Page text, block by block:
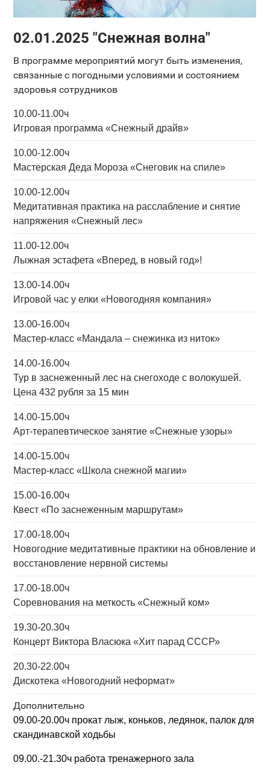
02.01.2025 "Снежная волна"
В программе мероприятий могут быть изменения,
связанные с погодными условиями и состоянием
здоровья сотрудников
10.00-11.00ч
Игровая программа «Снежный драйв»
10.00-12.00ч
Мастерская Деда Мороза «Снеговик на спиле»
10.00-12.00ч
Медитативная практика на расслабление и снятие
напряжения «Снежный лес»
11.00-12.00ч
Лыжная эстафета «Вперед, в новый год»!
13.00-14.00ч
Игровой час у елки «Новогодняя компания»
13.00-16.00ч
Мастер-класс «Мандала – снежинка из ниток»
14.00-16.00ч
Тур в заснеженный лес на снегоходе с волокушей.
Цена 432 рубля за 15 мин
14.00-15.00ч
Арт-терапевтическое занятие «Снежные узоры»
14.00-15.00ч
Мастер-класс «Школа снежной магии»
15.00-16.00ч
Квест «По заснеженным маршрутам»
17.00-18.00ч
Новогодние медитативные практики на обновление и
восстановление нервной системы
17.00-18.00ч
Соревнования на меткость «Снежный ком»
19.30-20.30ч
Концерт Виктора Власюка «Хит парад СССР»
20.30-22.00ч
Дискотека «Новогодний неформат»
Дополнительно
09.00-20.00ч прокат лыж, коньков, ледянок, палок для
скандинавской ходьбы
09.00.-21.30ч работа тренажерного зала